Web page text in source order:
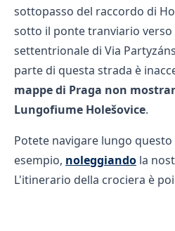
sottopasso del raccordo di
sotto il ponte tranviario
settentrionale di Via
parte di questa strada è
mappe di Praga non
Lungofiume Holešovice.
Potete navigare lungo
esempio, noleggiando la
L'itinerario della crociera è